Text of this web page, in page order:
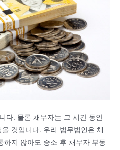
다. 물론 채무자는 그 시간 동안
것입니다. 우리 법무법인은 채
하지 않아도 승소 후 채무자 부동